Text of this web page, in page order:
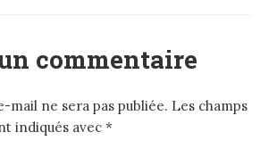
commentaire
mail ne sera pas publiée. Les champs
indiqués avec *